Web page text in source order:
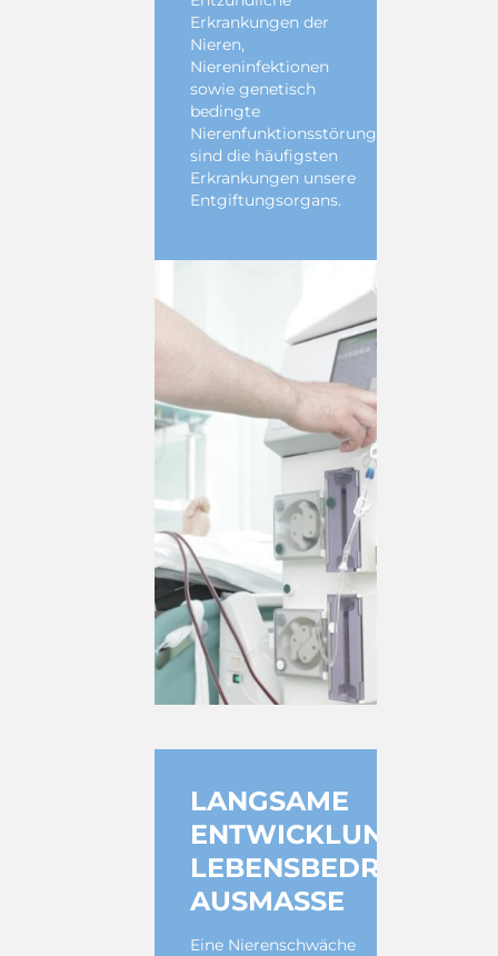
Erkrankungen der
Nieren,
Niereninfektionen
sowie genetisch
bedingte
Nierenfunktionsstörungen
sind die häufigsten
Erkrankungen unsere
Entgiftungsorgans.
LANGSAME
ENTWICKLUNG,
AUSMASSE
Eine Nierenschwäche